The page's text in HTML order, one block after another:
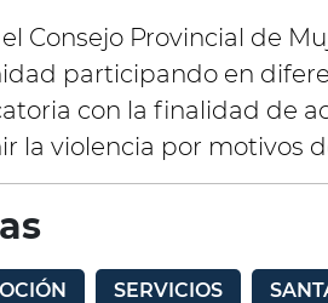
Consejo Provincial de
participando en
con la finalidad de
la violencia por motivos
SERVICIOS